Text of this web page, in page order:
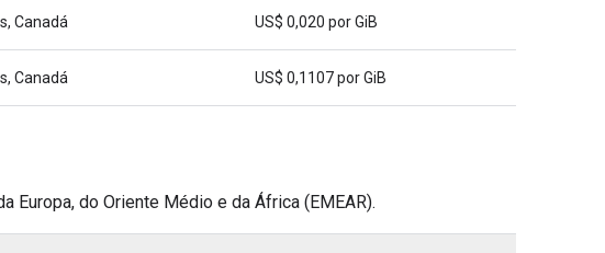
Canadá US$ 0,020 por GiB
Canadá US$ 0,1107 por GiB
Europa, do Oriente Médio e da África (EMEAR).